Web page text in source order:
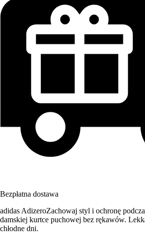
Bezpłatna dostawa
adidas AdizeroZachowaj styl i ochronę
damskiej kurtce puchowej bez rękawów.
chłodne dni.